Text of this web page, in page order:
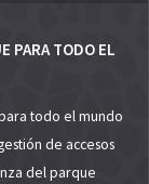
PARA TODO EL
todo el mundo
de accesos
del parque